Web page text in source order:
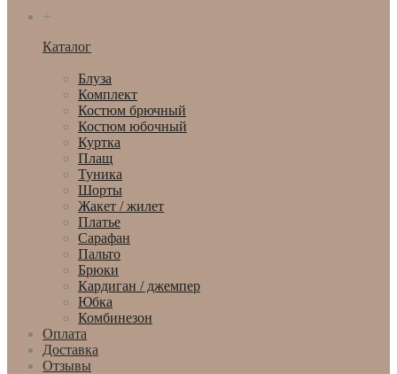
+
Каталог
Блуза
Комплект
Костюм брючный
Костюм юбочный
Куртка
Плащ
Туника
Шорты
Жакет / жилет
Платье
Сарафан
Пальто
Брюки
Кардиган / джемпер
Юбка
Комбинезон
Оплата
Доставка
Отзывы